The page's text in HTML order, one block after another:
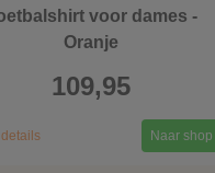
voor dames -
Oranje
109,95
Naar shop